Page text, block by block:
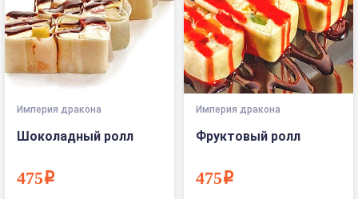
Империя дракона
Шоколадный ролл
475i
Империя дракона
Фруктовый ролл
475i